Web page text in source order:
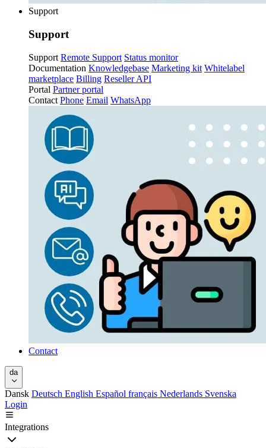
Support
Support
Support Remote Support Status monitor
Documentation Knowledgebase Marketing kit Whitelabel
marketplace Billing Reseller API
Portal Partner portal
Contact Phone Email WhatsApp
Contact
da
Dansk Deutsch English Español français Nederlands Svenska
Login
Integrations